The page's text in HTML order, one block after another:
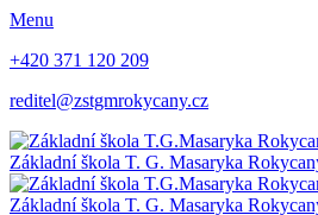
Menu
+420 371 120 209
reditel@zstgmrokycany.cz
Základní škola T. G. Masaryka
Základní škola T. G. Masaryka